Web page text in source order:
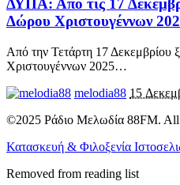
ΔΥΠΑ: Από τις 17
Δώρου Χριστουγέννων
Από την Τετάρτη 17 Δεκεμβρίου
Χριστουγέννων 2025…
melodia88 15
©2025 Ράδιο Μελωδία 88FM. All
Κατασκευή & Φιλοξενία
Removed from reading list